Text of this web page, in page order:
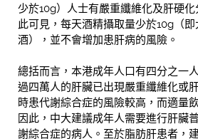
少於10g）人士有嚴重纖維化及肝硬化
此可見，每天酒精攝取量少於10g（即
酒），並不會增加患肝病的風險。
總括而言，本港成年人口有四分之一
過四萬人的肝臟已出現嚴重纖維化或
時患代謝綜合症的風險較高，而適量
因此，中大建議成年人需要進行肝臟
謝綜合症的病人。至於脂肪肝患者，